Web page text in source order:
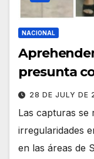
NACIONAL
presunta
28 DE JULY DE
Las capturas se
irregularidades
en las áreas de